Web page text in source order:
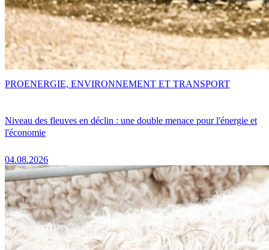
Niveau des fleuves en déclin : une double menace pour l'énergie et
l'économie
04.08.2026
PROENERGIE, ENVIRONNEMENT ET TRANSPORT